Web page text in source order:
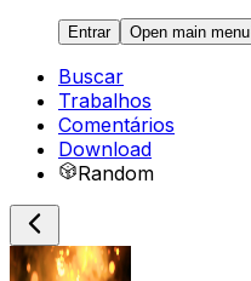
Entrar Open main menu
Buscar
Trabalhos
Comentários
Download
Random